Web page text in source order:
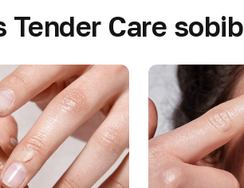
Tender Care sobib